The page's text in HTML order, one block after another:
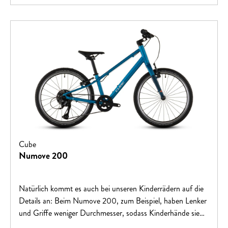
Cube
Numove 200
Natürlich kommt es auch bei unseren Kinderrädern auf die
Details an: Beim Numove 200, zum Beispiel, haben Lenker
und Griffe weniger Durchmesser, sodass Kinderhände sie